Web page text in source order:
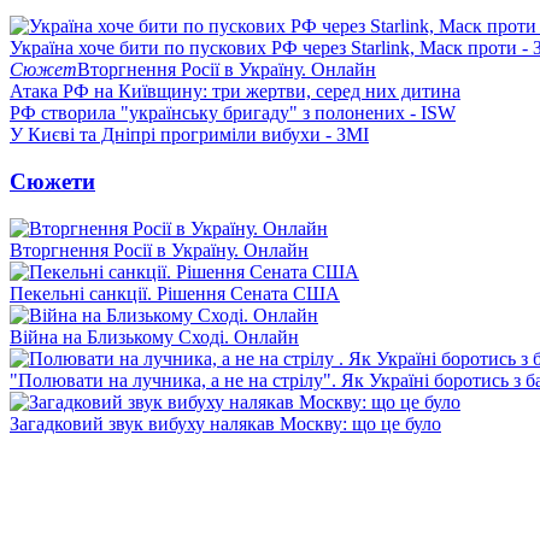
Україна хоче бити по пускових РФ через Starlink, Маск проти -
СюжетВторгнення Росії в Україну. Онлайн
Атака РФ на Київщину: три жертви, серед них дитина
РФ створила "українську бригаду" з полонених - ISW
У Києві та Дніпрі прогриміли вибухи - ЗМІ
Сюжети
Вторгнення Росії в Україну. Онлайн
Пекельні санкції. Рішення Сената США
Війна на Близькому Сході. Онлайн
"Полювати на лучника, а не на стрілу". Як Україні боротись з
Загадковий звук вибуху налякав Москву: що це було